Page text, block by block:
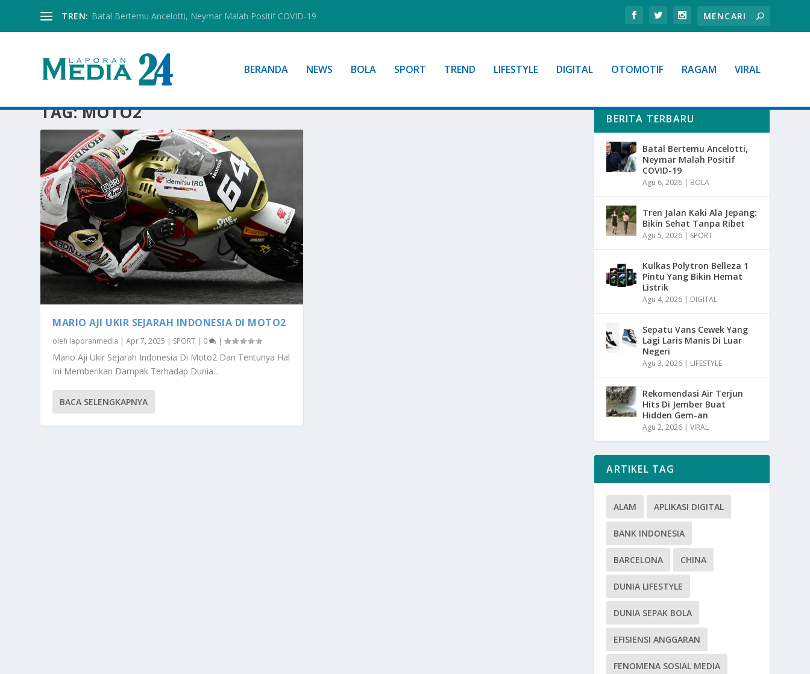
TREN: Batal Bertemu Ancelotti, Neymar Malah Positif COVID-19
BERANDA NEWS BOLA SPORT TREND LIFESTYLE DIGITAL OTOMOTIF RAGAM VIRAL
TAG:MOTO2
MARIO AJI UKIR SEJARAH INDONESIA DI MOTO2
oleh laporanmedia |Apr 7, 2025 | SPORT | 0 |
Mario Aji Ukir Sejarah Indonesia Di Moto2 Dan Tentunya Hal
Ini Memberikan Dampak Terhadap Dunia...
BACA SELENGKAPNYA
BERITA TERBARU
Batal Bertemu Ancelotti,
Neymar Malah Positif
COVID-19
Agu 6, 2026 | BOLA
Tren Jalan Kaki Ala Jepang:
Bikin Sehat Tanpa Ribet
Agu 5, 2026 | SPORT
Kulkas Polytron Belleza 1
Pintu Yang Bikin Hemat
Listrik
Agu 4, 2026 | DIGITAL
Sepatu Vans Cewek Yang
Lagi Laris Manis Di Luar
Negeri
Agu 3, 2026 | LIFESTYLE
Rekomendasi Air Terjun
Hits Di Jember Buat
Hidden Gem-an
Agu 2, 2026 |VIRAL
ARTIKEL TAG
ALAM APLIKASI DIGITAL
BANK INDONESIA
BARCELONA CHINA
DUNIA LIFESTYLE
DUNIA SEPAK BOLA
EFISIENSI ANGGARAN
FENOMENA SOSIAL MEDIA